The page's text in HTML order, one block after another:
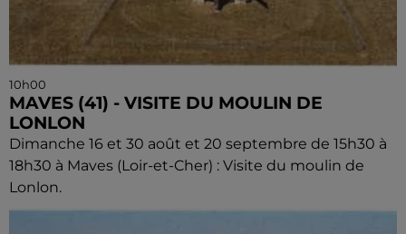
10h00
MAVES (41) - VISITE DU MOULIN DE
LONLON
Dimanche 16 et 30 août et 20 septembre de 15h30 à
18h30 à Maves (Loir-et-Cher) : Visite du moulin de
Lonlon.